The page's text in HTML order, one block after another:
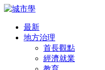
最新
地方治理
首長觀點
經濟就業